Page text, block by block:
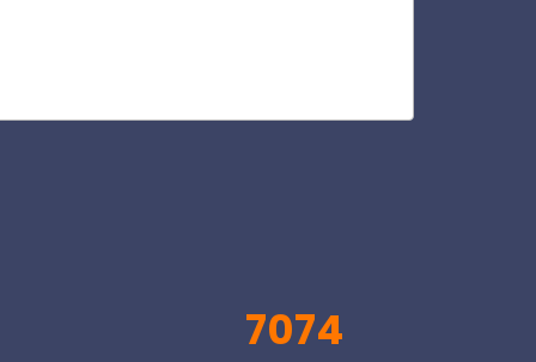
7074